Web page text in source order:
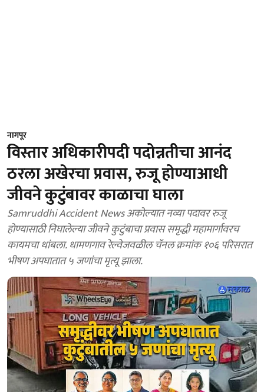
नागपूर
विस्तार अधिकारीपदी पदोन्नतीचा आनंद
ठरला अखेरचा प्रवास, रुजू होण्याआधी
जीवने कुटुंबावर काळाचा घाला
Samruddhi Accident News अकोल्यात नव्या पदावर रुजू
होण्यासाठी निघालेल्या जीवने कुटुंबाचा प्रवास समृद्धी महामार्गावरच
कायमचा थांबला. धामणगाव रेल्वेजवळील चॅनल क्रमांक १०६ परिसरात
भीषण अपघातात ५ जणांचा मृत्यू झाला.